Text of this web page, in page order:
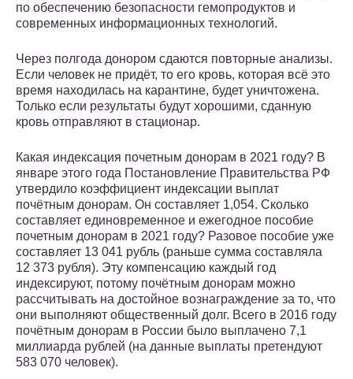
по обеспечению безопасности гемопродуктов и
современных информационных технологий.
Через полгода донором сдаются повторные анализы.
Если человек не придёт, то его кровь, которая всё это
время находилась на карантине, будет уничтожена.
Только если результаты будут хорошими, сданную
кровь отправляют в стационар.
Какая индексация почетным донорам в 2021 году? В
январе этого года Постановление Правительства РФ
утвердило коэффициент индексации выплат
почётным донорам. Он составляет 1,054. Сколько
составляет единовременное и ежегодное пособие
почетным донорам в 2021 году? Разовое пособие уже
составляет 13 041 рубль (раньше сумма составляла
12 373 рубля). Эту компенсацию каждый год
индексируют, потому почётным донорам можно
рассчитывать на достойное вознаграждение за то, что
они выполняют общественный долг. Всего в 2016 году
почётным донорам в России было выплачено 7,1
миллиарда рублей (на данные выплаты претендуют
583 070 человек).